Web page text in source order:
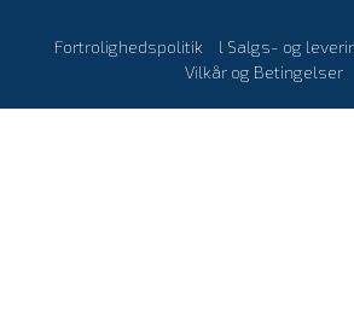
Fortrolighedspolitik l Salgs- og
Vilkår og Betingelser